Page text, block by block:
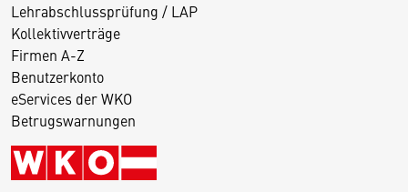
Lehrabschlussprüfung / LAP
Kollektivverträge
Firmen A-Z
Benutzerkonto
eServices der WKO
Betrugswarnungen